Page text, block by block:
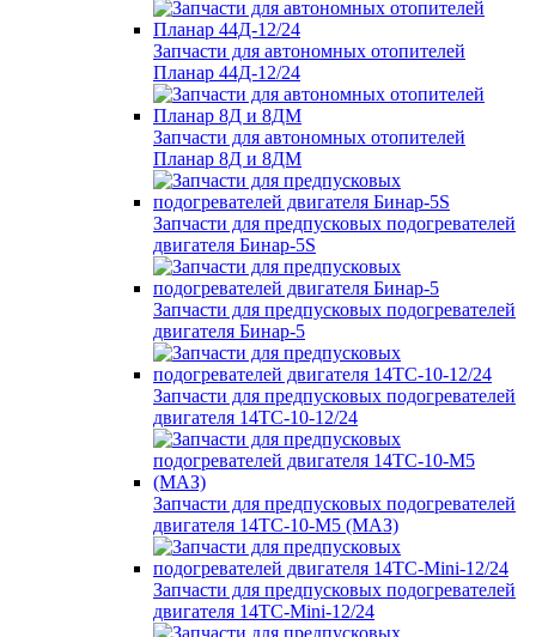
Запчасти для автономных отопителей
Планар 44Д-12/24
Запчасти для автономных отопителей
Планар 8Д и 8ДМ
Запчасти для предпусковых подогревателей
двигателя Бинар-5S
Запчасти для предпусковых подогревателей
двигателя Бинар-5
Запчасти для предпусковых подогревателей
двигателя 14ТС-10-12/24
Запчасти для предпусковых подогревателей
двигателя 14ТС-10-М5 (МАЗ)
Запчасти для предпусковых подогревателей
двигателя 14ТС-Mini-12/24